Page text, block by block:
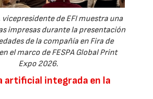
vicepresidente de EFI muestra una
impresas durante la presentación
de la compañía en Fira de
el marco de FESPA Global Print
Expo 2026.
artificial integrada en la